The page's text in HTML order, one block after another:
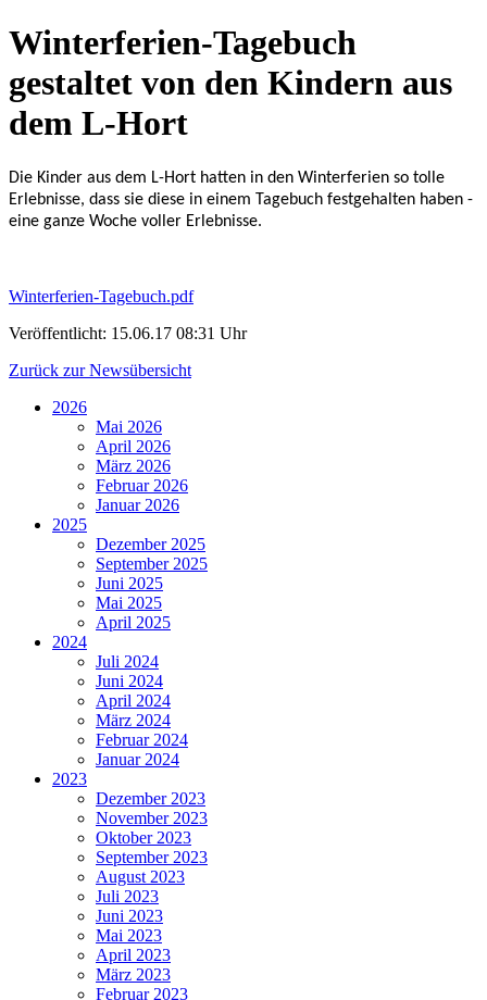
Winterferien-Tagebuch
gestaltet von den Kindern aus
dem L-Hort
Die Kinder aus dem L-Hort hatten in den Winterferien so tolle
Erlebnisse, dass sie diese in einem Tagebuch festgehalten haben -
eine ganze Woche voller Erlebnisse.
Winterferien-Tagebuch.pdf
Veröffentlicht: 15.06.17 08:31 Uhr
Zurück zur Newsübersicht
2026
Mai 2026
April 2026
März 2026
Februar 2026
Januar 2026
2025
Dezember 2025
September 2025
Juni 2025
Mai 2025
April 2025
2024
Juli 2024
Juni 2024
April 2024
März 2024
Februar 2024
Januar 2024
2023
Dezember 2023
November 2023
Oktober 2023
September 2023
August 2023
Juli 2023
Juni 2023
Mai 2023
April 2023
März 2023
Februar 2023